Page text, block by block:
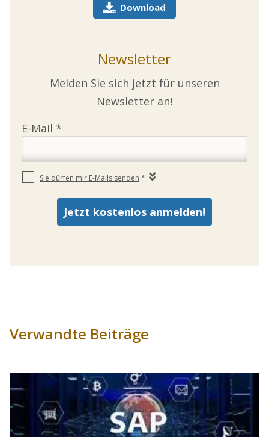
Download
Newsletter
Melden Sie sich jetzt für unseren
Newsletter an!
Verwandte Beiträge